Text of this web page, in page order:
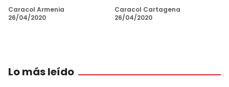
Caracol Armenia
26/04/2020
Caracol Cartagena
26/04/2020
Lo más leído